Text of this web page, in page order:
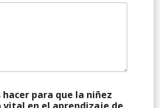
hacer para que la niñez